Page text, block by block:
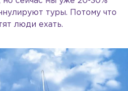
туры. Потому что
люди ехать.